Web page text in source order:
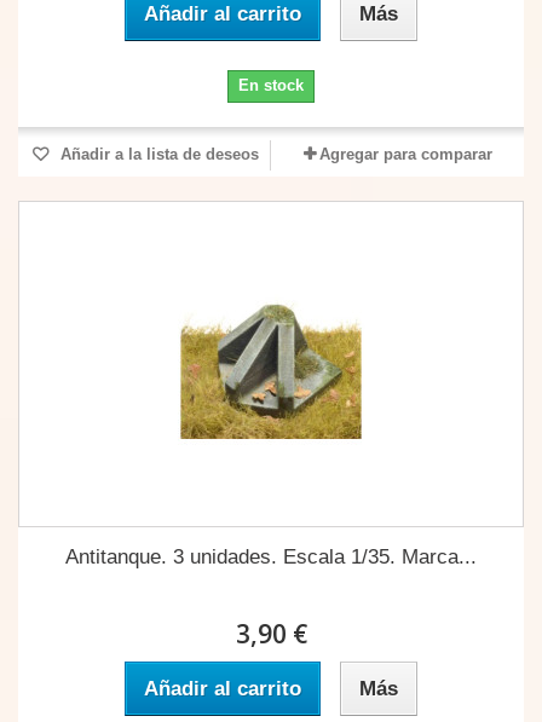
Añadir al carrito Más
En stock
Añadir a la lista de deseos Agregar para comparar
Antitanque. 3 unidades. Escala 1/35. Marca...
3,90 €
Añadir al carrito Más